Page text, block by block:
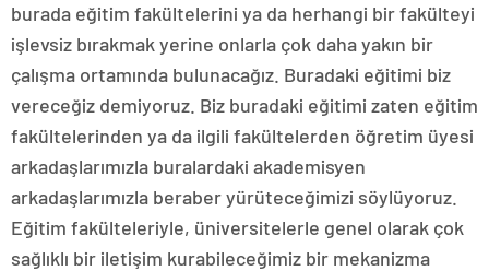
burada eğitim fakültelerini ya da herhangi bir fakülteyi
işlevsiz bırakmak yerine onlarla çok daha yakın bir
çalışma ortamında bulunacağız. Buradaki eğitimi biz
vereceğiz demiyoruz. Biz buradaki eğitimi zaten eğitim
fakültelerinden ya da ilgili fakültelerden öğretim üyesi
arkadaşlarımızla buralardaki akademisyen
arkadaşlarımızla beraber yürüteceğimizi söylüyoruz.
Eğitim fakülteleriyle, üniversitelerle genel olarak çok
sağlıklı bir iletişim kurabileceğimiz bir mekanizma